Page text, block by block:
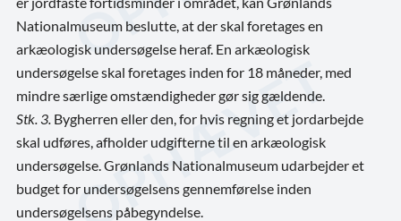
Nationalmuseum beslutte, at der skal foretages en
arkæologisk undersøgelse heraf. En arkæologisk
undersøgelse skal foretages inden for 18 måneder, med
mindre særlige omstændigheder gør sig gældende.
Stk. 3. Bygherren eller den, for hvis regning et jordarbejde
skal udføres, afholder udgifterne til en arkæologisk
undersøgelse. Grønlands Nationalmuseum udarbejder et
budget for undersøgelsens gennemførelse inden
undersøgelsens påbegyndelse.